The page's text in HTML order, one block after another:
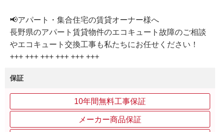
📢アパート・集合住宅の賃貸オーナー様へ
長野県のアパート賃貸物件のエコキュート故障のご相談
やエコキュート交換工事も私たちにお任せください！
+++ +++ +++ +++ +++ +++
保証
10年間無料工事保証
メーカー商品保証